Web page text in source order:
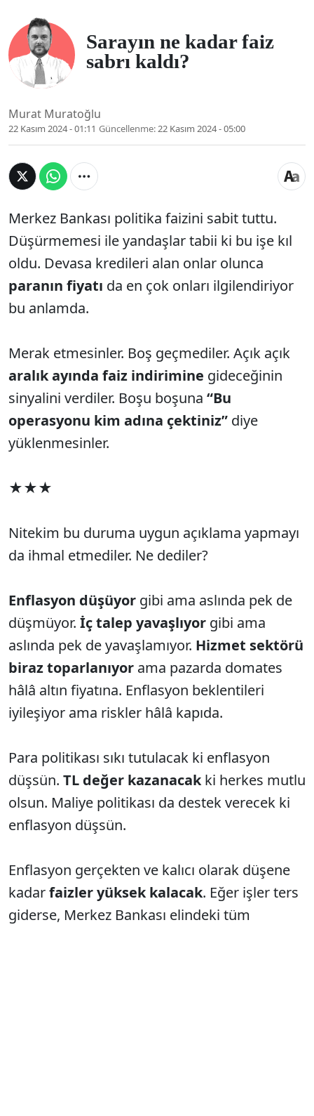
Sarayın ne kadar faiz
sabrı kaldı?
Murat Muratoğlu
22 Kasım 2024 - 01:11 Güncellenme:22 Kasım 2024 - 05:00
Merkez Bankası politika faizini sabit tuttu.
Düşürmemesi ile yandaşlar tabii ki bu işe kıl
oldu. Devasa kredileri alan onlar olunca
paranın fiyatı da en çok onları ilgilendiriyor
bu anlamda.
Merak etmesinler. Boş geçmediler. Açık açık
aralık ayında faiz indirimine gideceğinin
sinyalini verdiler. Boşu boşuna “Bu
operasyonu kim adına çektiniz” diye
yüklenmesinler.
★★★
Nitekim bu duruma uygun açıklama yapmayı
da ihmal etmediler. Ne dediler?
Enflasyon düşüyor gibi ama aslında pek de
düşmüyor. İç talep yavaşlıyor gibi ama
aslında pek de yavaşlamıyor. Hizmet sektörü
biraz toparlanıyor ama pazarda domates
hâlâ altın fiyatına. Enflasyon beklentileri
iyileşiyor ama riskler hâlâ kapıda.
Para politikası sıkı tutulacak ki enflasyon
düşsün. TL değer kazanacakki herkes mutlu
olsun. Maliye politikası da destek verecek ki
enflasyon düşsün.
Enflasyon gerçekten ve kalıcı olarak düşene
kadarfaizler yüksek kalacak. Eğer işler ters
giderse, Merkez Bankası elindeki tüm